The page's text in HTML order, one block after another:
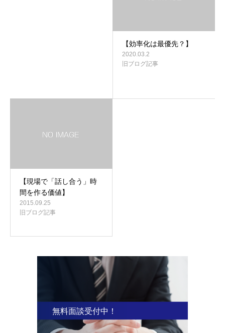
【効率化は最優先？】
2020.03.2
旧ブログ記事
【現場で「話し合う」時
間を作る価値】
2015.09.25
旧ブログ記事
無料面談受付中！